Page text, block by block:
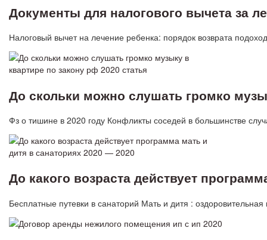
Документы для налогового вычета за
Налоговый вычет на лечение ребенка: порядок возврата
До скольки можно слушать громко
Фз о тишине в 2020 году Конфликты соседей в большинстве
До какого возраста действует
Бесплатные путевки в санаторий Мать и дитя :